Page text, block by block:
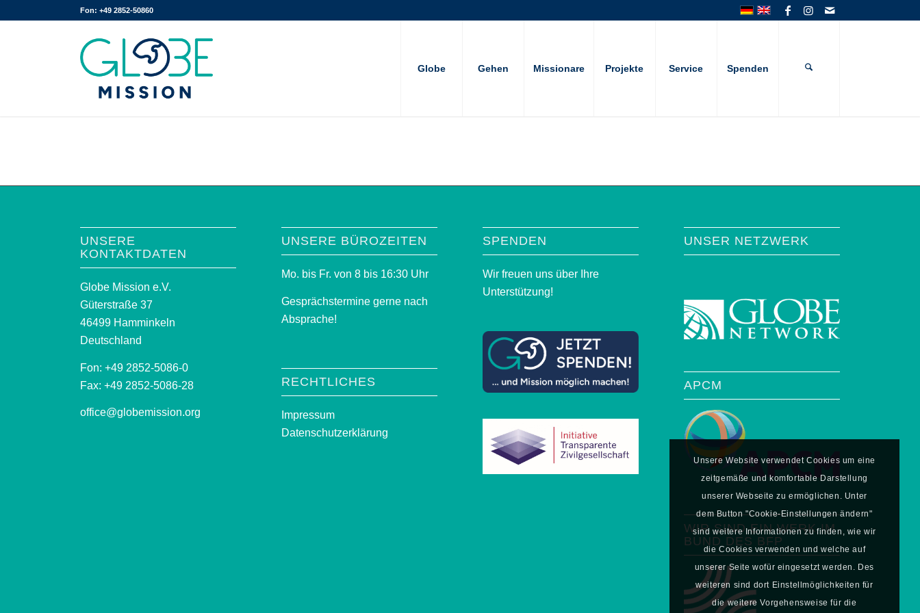
Fon: +49 2852-50860
Globe Gehen Missionare Projekte Service Spenden
UNSERE
KONTAKTDATEN
Globe Mission e.V.
Güterstraße 37
46499 Hamminkeln
Deutschland
Fon: +49 2852-5086-0
Fax: +49 2852-5086-28
office@globemission.org
UNSERE BÜROZEITEN
Mo. bis Fr. von 8 bis 16:30 Uhr
Gesprächstermine gerne nach
Absprache!
RECHTLICHES
Impressum
Datenschutzerklärung
SPENDEN
Wir freuen uns über Ihre
Unterstützung!
UNSER NETZWERK
APCM
WIR SIND EIN WERK IM
BUND DES BFP
Unsere Website verwendet Cookies um eine
zeitgemäße und komfortable Darstellung
unserer Webseite zu ermöglichen. Unter
dem Button "Cookie-Einstellungen ändern"
sind weitere Informationen zu finden, wie wir
die Cookies verwenden und welche auf
unserer Seite wofür eingesetzt werden. Des
weiteren sind dort Einstellmöglichkeiten für
die weitere Vorgehensweise für die